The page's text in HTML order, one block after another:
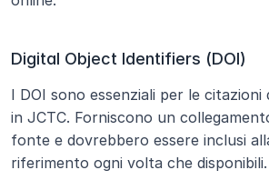
Digital Object Identifiers (DOI)
I DOI sono essenziali per le citazioni
in JCTC. Forniscono un
fonte e dovrebbero essere inclusi
riferimento ogni volta che disponibili.